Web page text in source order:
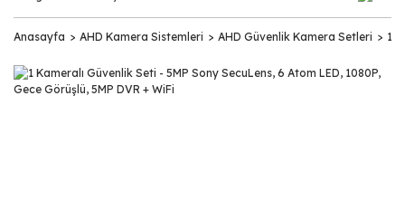
Anasayfa AHD Kamera Sistemleri AHD Güvenlik Kamera Setleri 1